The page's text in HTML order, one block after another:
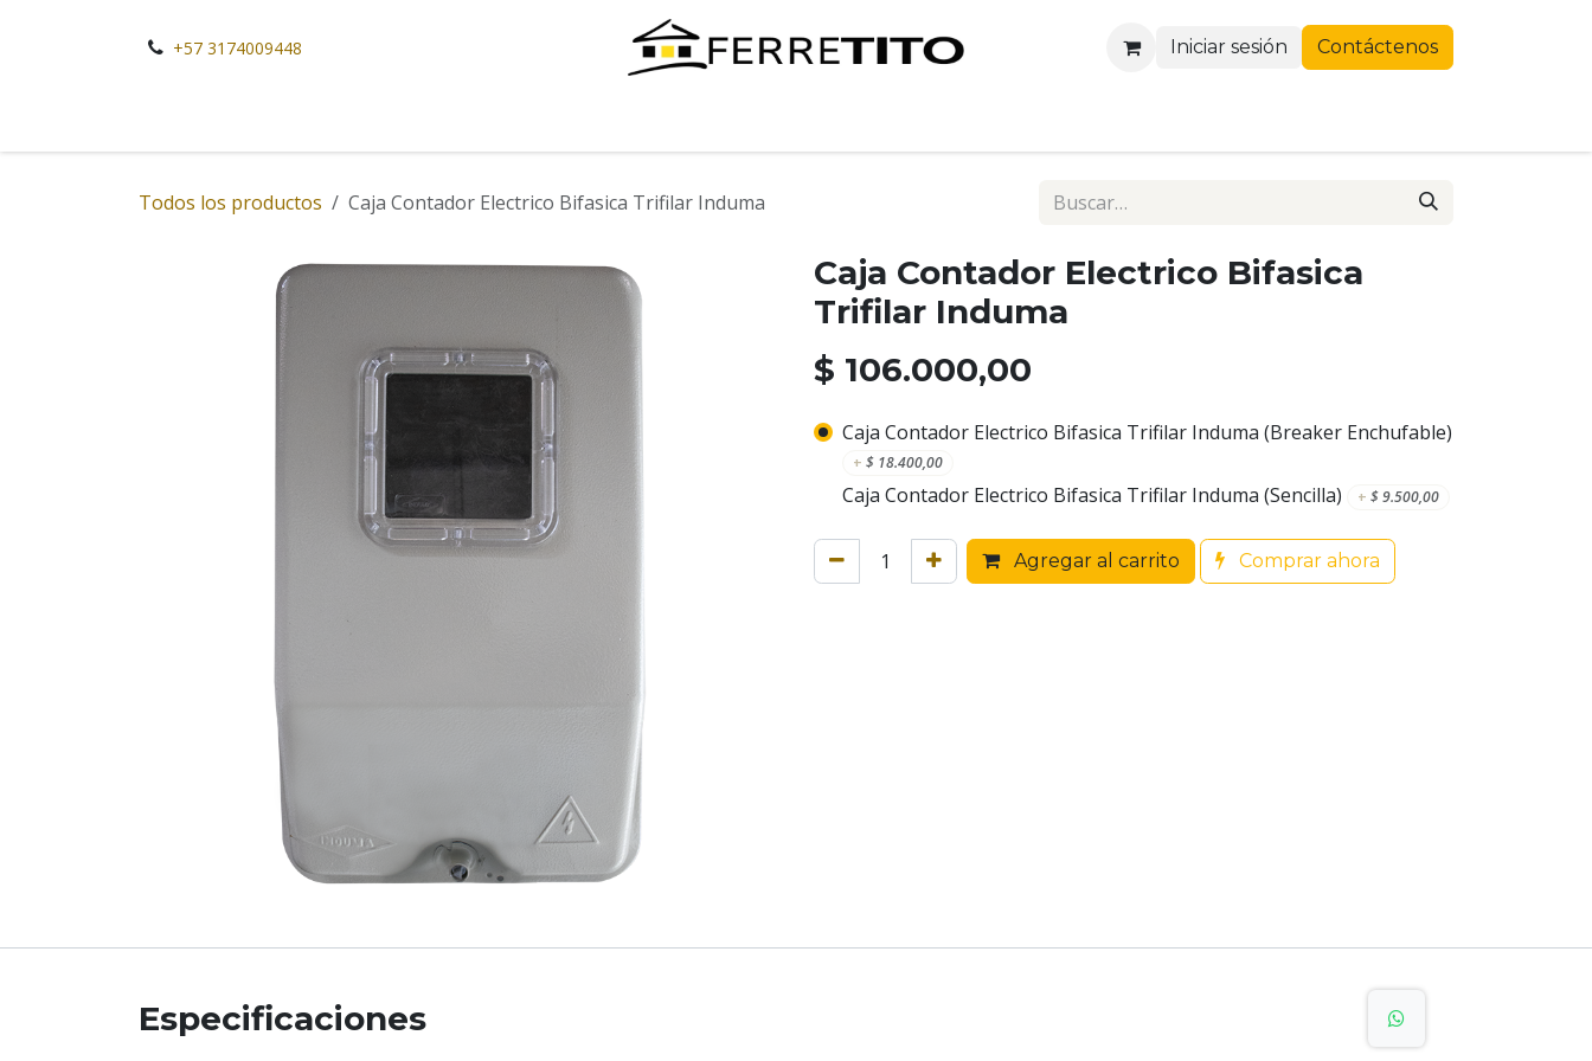
+57 3174009448
Iniciar sesión Contáctenos
Todos los productos Caja Contador Electrico Bifasica Trifilar Induma
Caja Contador Electrico Bifasica
Trifilar Induma
$ 106.000,00
Caja Contador Electrico Bifasica Trifilar Induma (Breaker Enchufable)
+ $ 18.400,00
Caja Contador Electrico Bifasica Trifilar Induma (Sencilla) + $9.500,00
Agregar al carrito Comprar ahora
Especificaciones